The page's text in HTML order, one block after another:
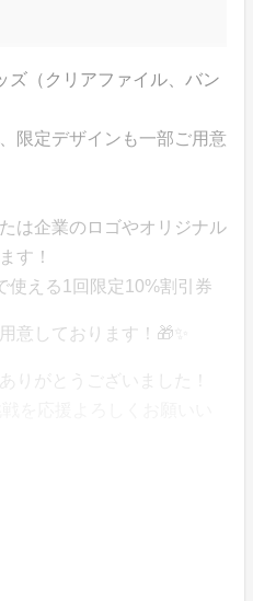
ズ（クリアファイル、バン
限定デザインも一部ご用意
は企業のロゴやオリジナル
す！
使える1回限定10%割引券
意しております！🎁✨
りがとうございました！